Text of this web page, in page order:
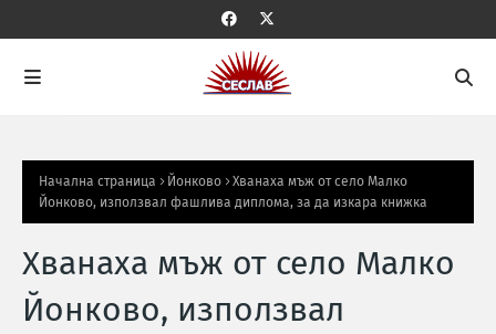
Начална страница Йонково
Хванаха мъж от село Малко
Йонково, използвал фашлива диплома, за да изкара книжка
Хванаха мъж от село Малко
Йонково, използвал